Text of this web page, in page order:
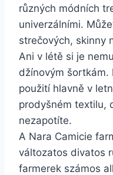
různých módních
univerzálními.
strečových, skinny
Ani v létě si je
džínovým šortkám.
použití hlavně v
prodyšném textilu,
nezapotíte.
A Nara Camicie
változatos divatos
farmerek számos